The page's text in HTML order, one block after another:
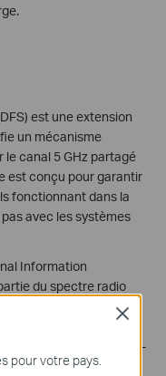
est une extension
un mécanisme
le canal 5 GHz partagé
est conçu pour garantir
fonctionnant dans la
avec les systèmes
Information
du spectre radio
sans fil (LAN) et de
sans fil. Les canaux
U-NII-2A et U-NII-
pour votre pays.
Close